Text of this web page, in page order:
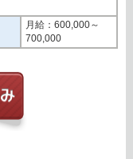
月給：600,000～
700,000